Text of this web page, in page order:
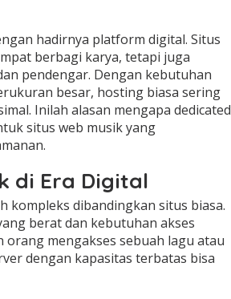
hadirnya platform digital. Situs
berbagi karya, tetapi juga
pendengar. Dengan kebutuhan
besar, hosting biasa sering
Inilah alasan mengapa dedicated
situs web musik yang
di Era Digital
kompleks dibandingkan situs biasa.
berat dan kebutuhan akses
mengakses sebuah lagu atau
dengan kapasitas terbatas bisa